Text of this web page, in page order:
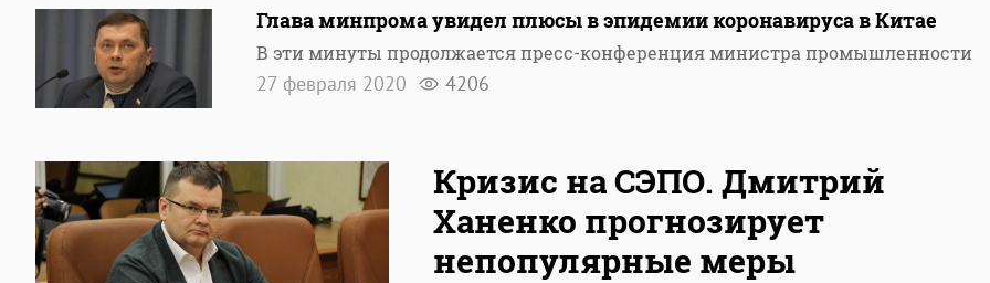
Глава минпрома увидел плюсы в эпидемии коронавируса в Китае
В эти минуты продолжается пресс-конференция министра промышленности
27 февраля 2020 4206
Кризис на СЭПО. Дмитрий
Ханенко прогнозирует
непопулярные меры